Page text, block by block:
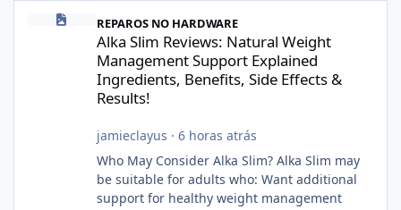
Alka Slim Reviews: Natural Weight Management Support
REPAROS NO HARDWARE
Alka Slim Reviews: Natural Weight
Management Support Explained
Ingredients, Benefits, Side Effects &
Results!
jamieclayus · 6 horas atrás
Who May Consider Alka Slim? Alka Slim may
be suitable for adults who: Want additional
support for healthy weight management